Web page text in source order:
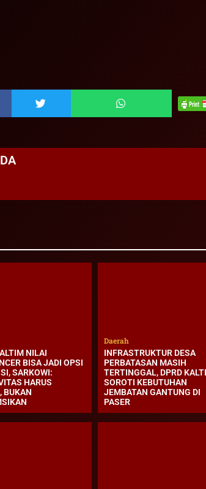
NILAI
BISA JADI OPSI
SARKOWI:
HARUS
BUKAN
Daerah
INFRASTRUKTUR DESA
PERBATASAN MASIH
TERTINGGAL, DPRD
SOROTI KEBUTUHAN
JEMBATAN GANTUNG DI
PASER